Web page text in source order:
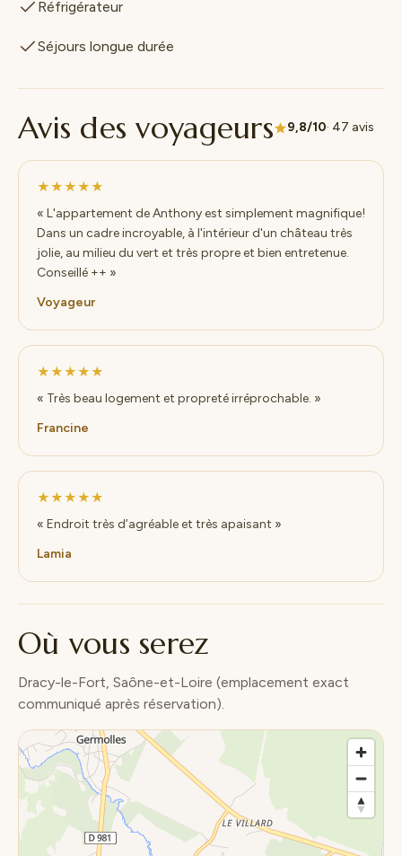
Réfrigérateur
Séjours longue durée
Avis des voyageurs 9,8/10· 47 avis
★★★★★
« L'appartement de Anthony est simplement magnifique!
Dans un cadre incroyable, à l'intérieur d'un château très
jolie, au milieu du vert et très propre et bien entretenue.
Conseillé ++ »
Voyageur
★★★★★
« Très beau logement et propreté irréprochable. »
Francine
★★★★★
« Endroit très d’agréable et très apaisant »
Lamia
Où vous serez
Dracy-le-Fort, Saône-et-Loire (emplacement exact
communiqué après réservation).